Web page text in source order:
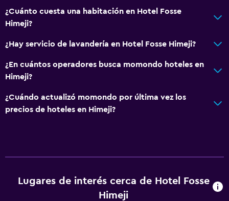
¿Cuánto cuesta una habitación en Hotel Fosse
Himeji?
¿Hay servicio de lavandería en Hotel Fosse Himeji?
¿En cuántos operadores busca momondo hoteles en
Himeji?
¿Cuándo actualizó momondo por última vez los
precios de hoteles en Himeji?
Lugares de interés cerca de Hotel Fosse
Himeji